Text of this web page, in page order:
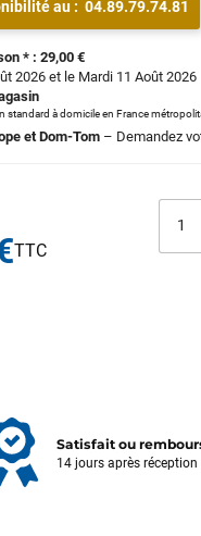
au : 04.89.79.74.81
* : 29,00 €
2026 et le Mardi 11 Août 2026
standard à domicile en France
et Dom-Tom – Demandez
Satisfait ou
14 jours après